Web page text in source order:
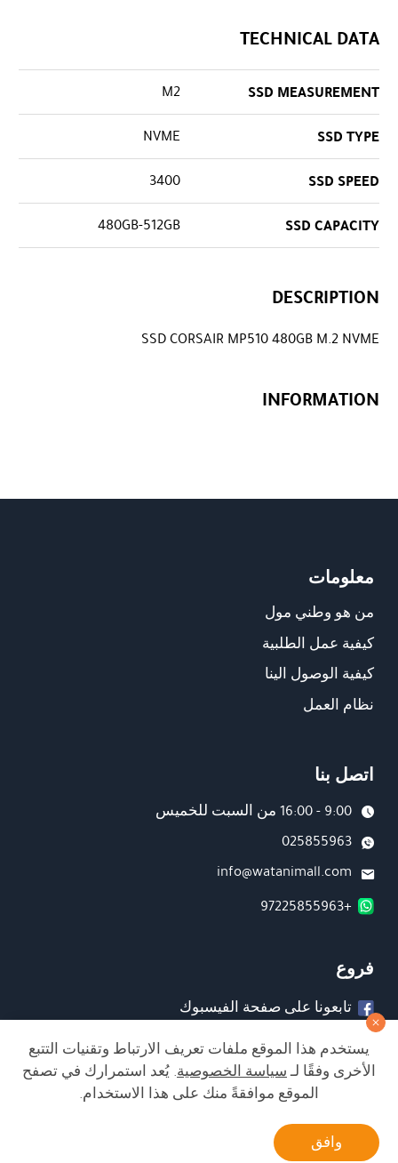
TECHNICAL DATA
SSD MEASUREMENT
M2
SSD TYPE
NVME
SSD SPEED
3400
SSD CAPACITY
480GB-512GB
DESCRIPTION
SSD CORSAIR MP510 480GB M.2 NVME
INFORMATION
معلومات
من هو وطني مول
كيفية عمل الطلبية
كيفية الوصول الينا
نظام العمل
اتصل بنا
9:00 - 16:00 من السبت للخميس
025855963
info@watanimall.com
+97225855963
فروع
تابعونا على صفحة الفيسبوك
الشراء من الموقع آمن ويلبي أعلى معايير الأمان
يستخدم هذا الموقع ملفات تعريف الارتباط وتقنيات التتبع
الأخرى وفقًا لـسياسة الخصوصية. يُعد استمرارك في تصفح
الموقع موافقةً منك على هذا الاستخدام.
وافق